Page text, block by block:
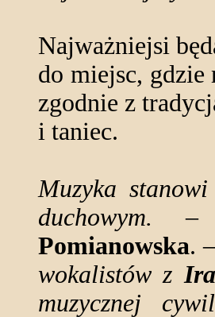
Najważniejsi
do miejsc, gdzie
zgodnie z
i taniec.
Muzyka
duchowym. –
Pomianowska.
wokalistów z
muzycznej